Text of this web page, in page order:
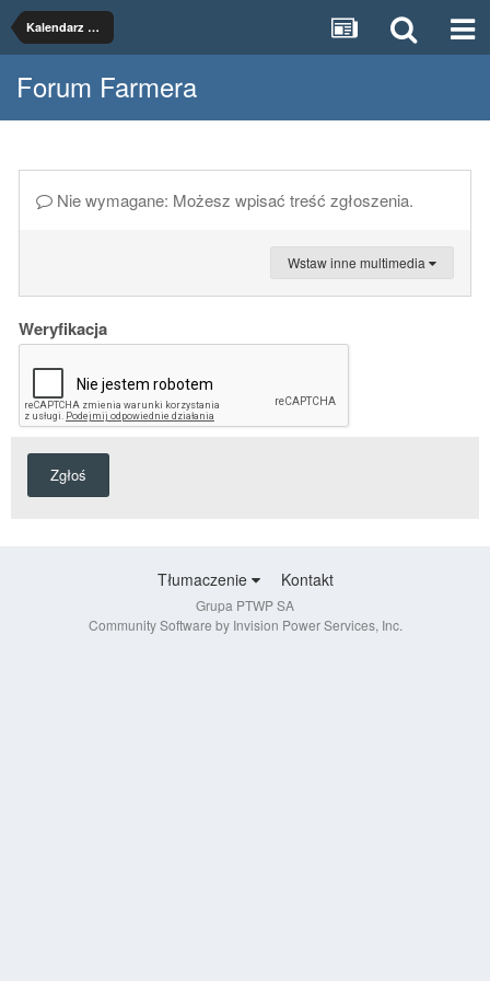
Kalendarz Księżycowy
Forum Farmera
Nie wymagane: Możesz wpisać treść zgłoszenia.
Wstaw inne multimedia
Weryfikacja
Zgłoś
Tłumaczenie Kontakt
Grupa PTWP SA
Community Software by Invision Power Services, Inc.